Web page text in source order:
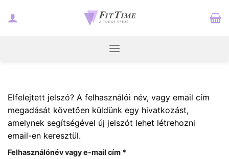
Elfelejtett jelszó? A felhasználói név, vagy email cím
megadását követően küldünk egy hivatkozást,
amelynek segítségével új jelszót lehet létrehozni
email-en keresztül.
Felhasználónév vagy e-mail cím *